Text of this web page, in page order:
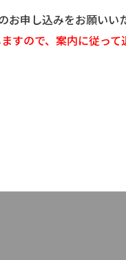
お申し込みをお願いい
ので、案内に従って